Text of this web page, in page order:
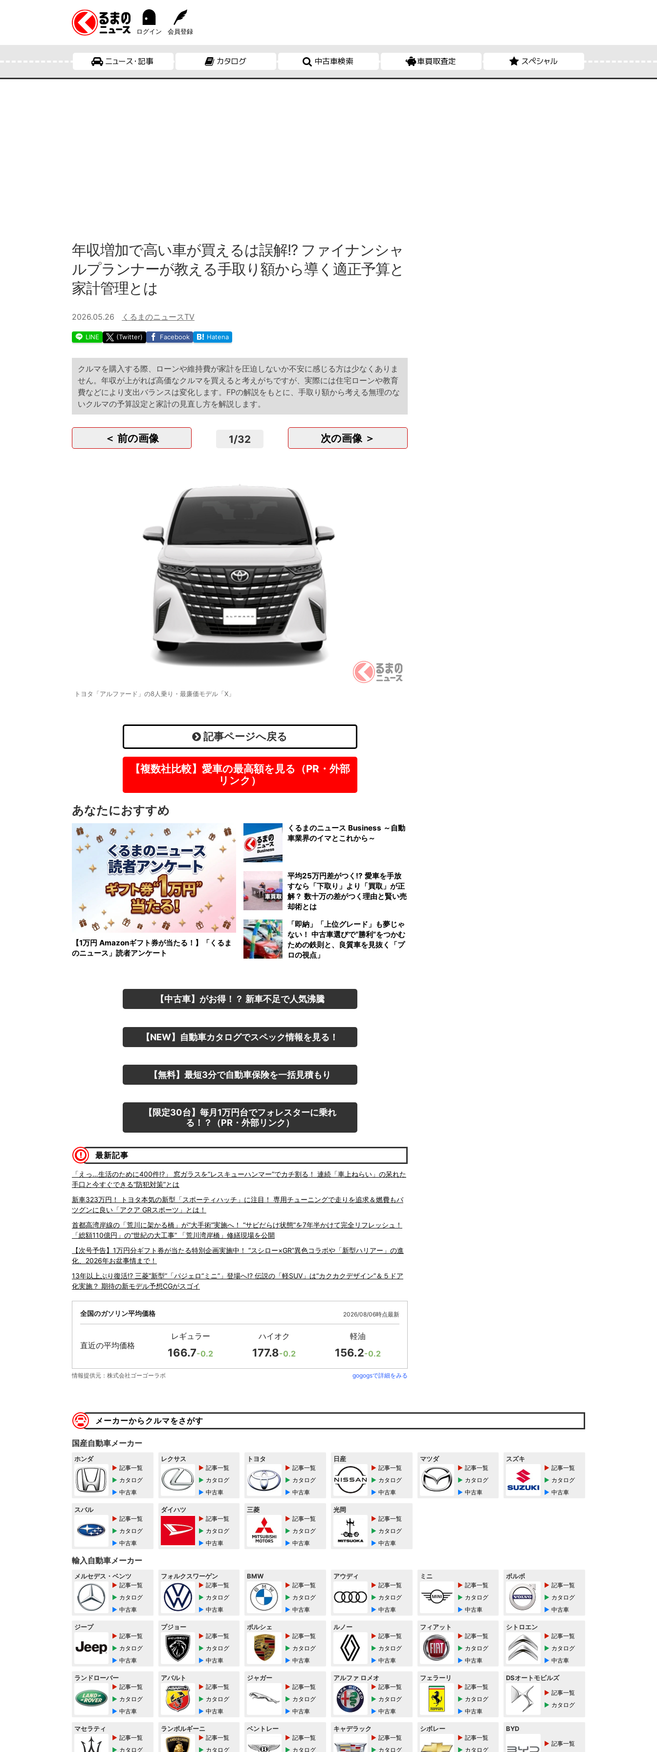
ログイン 会員登録
ニュース・記事 カタログ 中古車検索 車買取査定 スペシャル
年収増加で高い車が買えるは誤解!? ファイナンシャ
ルプランナーが教える手取り額から導く適正予算と
家計管理とは
2026.05.26 くるまのニュースTV
LINE (Twitter) Facebook Hatena
クルマを購入する際、ローンや維持費が家計を圧迫しないか不安に感じる方は少なくありま
せん。年収が上がれば高価なクルマを買えると考えがちですが、実際には住宅ローンや教育
費などにより支出バランスは変化します。FPの解説をもとに、手取り額から考える無理のな
いクルマの予算設定と家計の見直し方を解説します。
＜ 前の画像 1/32 次の画像 ＞
トヨタ「アルファード」の8人乗り・最廉価モデル「X」
記事ページへ戻る
【複数社比較】愛車の最高額を見る（PR・外部
リンク）
あなたにおすすめ
【1万円 Amazonギフト券が当たる！】「くるま
のニュース」読者アンケート
くるまのニュース Business ～自動
車業界のイマとこれから～
平均25万円差がつく!? 愛車を手放
すなら「下取り」より「買取」が正
解？ 数十万の差がつく理由と賢い売
却術とは
「即納」「上位グレード」も夢じゃ
ない！ 中古車選びで“勝利”をつかむ
ための鉄則と、良質車を見抜く「プ
ロの視点」
【中古車】がお得！？ 新車不足で人気沸騰
【NEW】自動車カタログでスペック情報を見る！
【無料】最短3分で自動車保険を一括見積もり
【限定30台】毎月1万円台でフォレスターに乗れ
る！？（PR・外部リンク）
最新記事
「えっ…生活のために400件!?」 窓ガラスを“レスキューハンマー”でカチ割る！ 連続「車上ねらい」の呆れた
手口と今すぐできる“防犯対策”とは
新車323万円！ トヨタ本気の新型「スポーティハッチ」に注目！ 専用チューニングで走りを追求＆燃費もバ
ツグンに良い「アクア GRスポーツ」とは！
首都高湾岸線の「荒川に架かる橋」が“大手術”実施へ！ “サビだらけ状態”を7年半かけて完全リフレッシュ！
「総額110億円」の“世紀の大工事” 「荒川湾岸橋」修繕現場を公開
【次号予告】1万円分ギフト券が当たる特別企画実施中！ “スシロー×GR”異色コラボや「新型ハリアー」の進
化、2026年お盆事情まで！
13年以上ぶり復活!? 三菱“新型”「パジェロ“ミニ”」登場へ!? 伝説の「軽SUV」は“カクカクデザイン”＆５ドア
化実施？ 期待の新モデル予想CGがスゴイ
全国のガソリン平均価格 2026/08/06時点最新
直近の平均価格
レギュラー
166.7-0.2
ハイオク
177.8-0.2
軽油
156.2-0.2
情報提供元：株式会社ゴーゴーラボ gogogsで詳細をみる
メーカーからクルマをさがす
国産自動車メーカー
ホンダ
記事一覧
カタログ
中古車
レクサス
記事一覧
カタログ
中古車
トヨタ
記事一覧
カタログ
中古車
日産
記事一覧
カタログ
中古車
マツダ
記事一覧
カタログ
中古車
スズキ
記事一覧
カタログ
中古車
スバル
記事一覧
カタログ
中古車
ダイハツ
記事一覧
カタログ
中古車
三菱
記事一覧
カタログ
中古車
光岡
記事一覧
カタログ
中古車
輸入自動車メーカー
メルセデス・ベンツ
記事一覧
カタログ
中古車
フォルクスワーゲン
記事一覧
カタログ
中古車
BMW
記事一覧
カタログ
中古車
アウディ
記事一覧
カタログ
中古車
ミニ
記事一覧
カタログ
中古車
ボルボ
記事一覧
カタログ
中古車
ジープ
記事一覧
カタログ
中古車
プジョー
記事一覧
カタログ
中古車
ポルシェ
記事一覧
カタログ
中古車
ルノー
記事一覧
カタログ
中古車
フィアット
記事一覧
カタログ
中古車
シトロエン
記事一覧
カタログ
中古車
ランドローバー
記事一覧
カタログ
中古車
アバルト
記事一覧
カタログ
中古車
ジャガー
記事一覧
カタログ
中古車
アルファ ロメオ
記事一覧
カタログ
中古車
フェラーリ
記事一覧
カタログ
中古車
DSオートモビルズ
記事一覧
カタログ
マセラティ
記事一覧
カタログ
ランボルギーニ
記事一覧
カタログ
ベントレー
記事一覧
カタログ
キャデラック
記事一覧
カタログ
シボレー
記事一覧
カタログ
BYD
記事一覧